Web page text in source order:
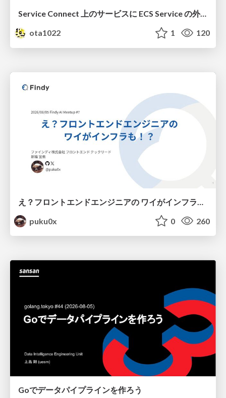
Service Connect 上のサービスに ECS Service の外側から到達できなかった話
ota1022
1 120
puku0x
0 260
Goでデータパイプラインを作ろう